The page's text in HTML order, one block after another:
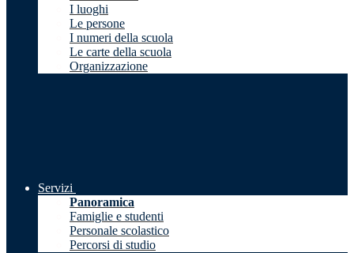
I luoghi
Le persone
I numeri della scuola
Le carte della scuola
Organizzazione
Servizi
Panoramica
Famiglie e studenti
Personale scolastico
Percorsi di studio